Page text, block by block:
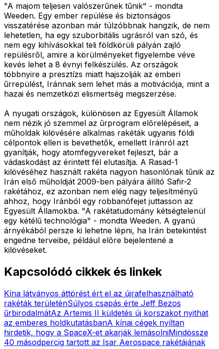
"A majom teljesen valószerűnek tűnik" - mondta
Weeden. Egy ember repülése és biztonságos
visszatérése azonban már túlzóbbnak hangzik, de nem
lehetetlen, ha egy szuborbitális ugrásról van szó, és
nem egy kihívásokkal teli földkörüli pályán zajló
repülésről, amire a körülményeket figyelembe véve
kevés lehet a 8 évnyi felkészülés. Az országok
többnyire a presztízs miatt hajszolják az emberi
űrrepülést, Iránnak sem lehet más a motivációja, mint a
hazai és nemzetközi elismertség megszerzése.
A nyugati országok, különösen az Egyesült Államok
nem nézik jó szemmel az űrprogram előrelépéseit, a
műholdak kilövésére alkalmas rakéták ugyanis földi
célpontok ellen is bevethetők, emellett Iránról azt
gyanítják, hogy atomfegyvereket fejleszt, bár a
vádaskodást az érintett fél elutasítja. A Rasad-1
kilövéséhez használt rakéta nagyon hasonlónak tűnik az
Irán első műholdját 2009-ben pályára állító Safir-2
rakétához, ez azonban nem elég nagy teljesítményű
ahhoz, hogy Iránból egy robbanófejet juttasson az
Egyesült Államokba. "A rakétatudomány kétségtelenül
egy kétélű technológia" - mondta Weeden. A gyanú
árnyékából persze ki lehetne lépni, ha Irán betekintést
engedne terveibe, például előre bejelentené a
kilövéseket.
Kapcsolódó cikkek és linkek
Kína látványos áttörést ért el az újrafelhasználható
rakéták területénSúlyos csapás érte Jeff Bezos
űrbirodalmátAz Artemis II küldetés új korszakot nyithat
az emberes holdkutatásbanA kínai cégek nyíltan
hirdetik, hogy a SpaceX-et akarják lemásolniMindössze
40 másodpercig tartott az Isar Aerospace rakétájának